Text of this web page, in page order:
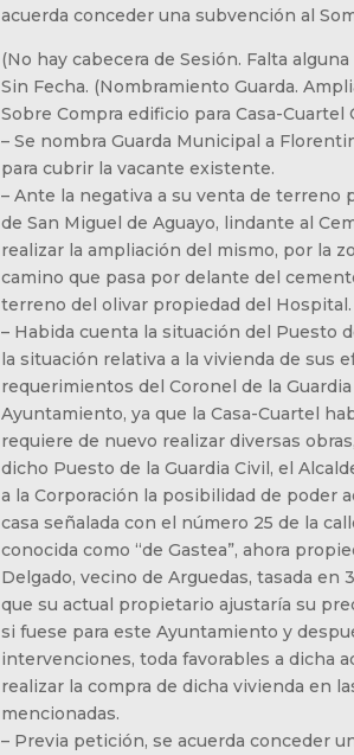
acuerda conceder una subvención al
(No hay cabecera de Sesión. Falta alguna
Sin Fecha. (Nombramiento Guarda.
Sobre Compra edificio para Casa-Cuartel
– Se nombra Guarda Municipal a
para cubrir la vacante existente.
– Ante la negativa a su venta de terreno
de San Miguel de Aguayo, lindante al
realizar la ampliación del mismo, por la
camino que pasa por delante del
terreno del olivar propiedad del Hospital.
– Habida cuenta la situación del Puesto
la situación relativa a la vivienda de sus
requerimientos del Coronel de la
Ayuntamiento, ya que la Casa-Cuartel
requiere de nuevo realizar diversas
dicho Puesto de la Guardia Civil, el
a la Corporación la posibilidad de poder
casa señalada con el número 25 de la
conocida como “de Gastea”, ahora
Delgado, vecino de Arguedas, tasada en
que su actual propietario ajustaría su
si fuese para este Ayuntamiento y
intervenciones, toda favorables a dicha
realizar la compra de dicha vivienda en
mencionadas.
– Previa petición, se acuerda conceder